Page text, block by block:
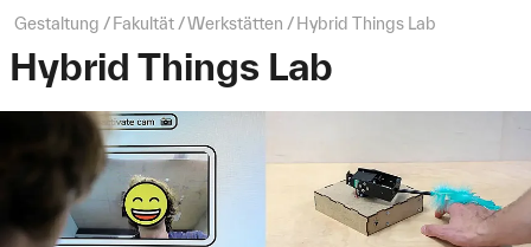
des
Seitenpfad:
Gestaltung Fakultät Werkstätten Hybrid Things Lab
Hybrid Things Lab